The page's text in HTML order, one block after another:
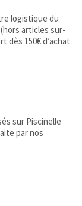
logistique du
articles sur-
dès 150€ d’achat
sur Piscinelle
par nos